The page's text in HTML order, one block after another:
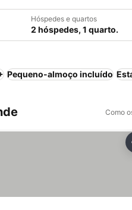
Hóspedes e quartos
2 hóspedes, 1 quarto.
Pequeno-almoço incluído
Como